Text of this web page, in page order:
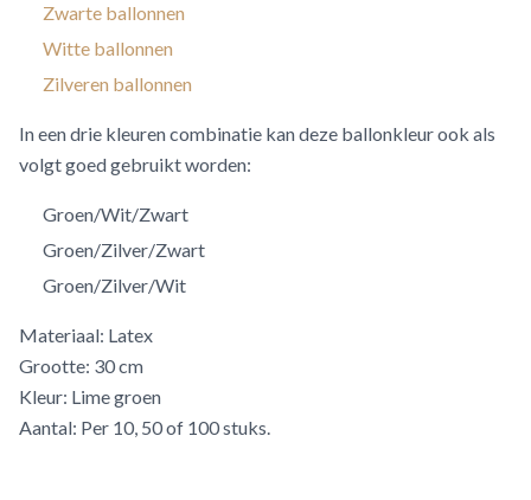
Zwarte ballonnen
Witte ballonnen
Zilveren ballonnen
In een drie kleuren combinatie kan deze ballonkleur ook als
volgt goed gebruikt worden:
Groen/Wit/Zwart
Groen/Zilver/Zwart
Groen/Zilver/Wit
Materiaal: Latex
Grootte: 30 cm
Kleur: Lime groen
Aantal: Per 10, 50 of 100 stuks.